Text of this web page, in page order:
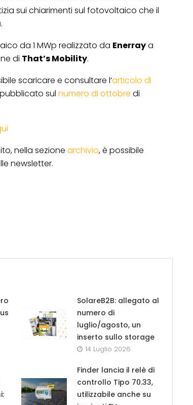
sui chiarimenti sul fotovoltaico che il
.
da 1 MWp realizzato da Enerraya
di That’s Mobility.
scaricare e consultare l’articolo di
sul numero di ottobre di
nella sezione archivio, è possibile
newsletter.
SolareB2B: allegato al
numero di
luglio/agosto, un
inserto sullo storage
14 Luglio 2026
Finder lancia il relè di
controllo Tipo 70.33,
utilizzabile anche su